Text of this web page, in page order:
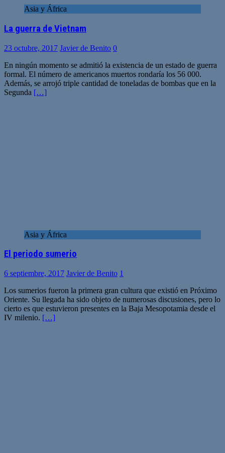
Asia y África
La guerra de Vietnam
23 octubre, 2017 Javier de Benito 0
En ningún momento se admitió la existencia de un estado de guerra
formal. El número de americanos muertos rondaría los 56 000.
Además, se arrojó triple cantidad de toneladas de bombas que en la
Segunda […]
Asia y África
El periodo sumerio
6 septiembre, 2017 Javier de Benito 1
Los sumerios fueron la primera gran cultura que existió en Próximo
Oriente. Su llegada ha sido objeto de numerosas discusiones, pero lo
cierto es que estuvieron presentes en la Baja Mesopotamia desde el
IV milenio. […]